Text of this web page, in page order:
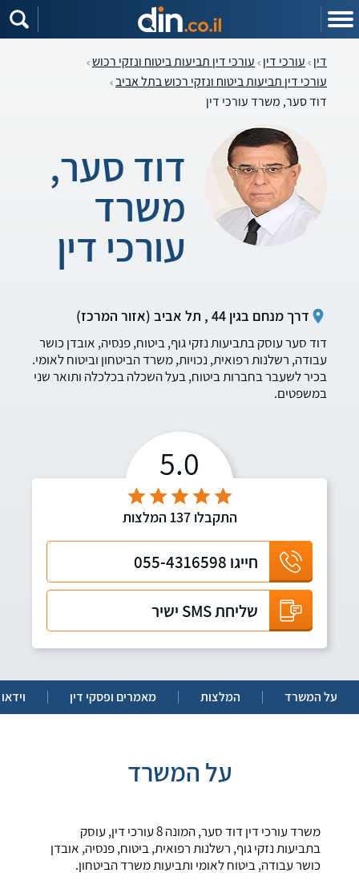
דין עורכי דין עורכי דין תביעות ביטוח ונזקי רכוש
עורכי דין תביעות ביטוח ונזקי רכוש בתל אביב
דוד סער, משרד עורכי דין
דוד סער,
משרד
עורכי דין
דרך מנחם בגין 44 , תל אביב (אזור המרכז)
דוד סער עוסק בתביעות נזקי גוף, ביטוח, פנסיה, אובדן כושר
עבודה, רשלנות רפואית, נכויות, משרד הביטחון וביטוח לאומי.
בכיר לשעבר בחברות ביטוח, בעל השכלה בכלכלה ותואר שני
במשפטים.
5.0
התקבלו137 המלצות
חייגו 055-4316598
שליחת SMS ישיר
על המשרד המלצות מאמרים ופסקי דין וידאו
על המשרד
משרד עורכי דין דוד סער, המונה 8 עורכי דין, עוסק
בתביעות נזקי גוף, רשלנות רפואית, ביטוח, פנסיה, אובדן
כושר עבודה, ביטוח לאומי ותביעות משרד הביטחון.